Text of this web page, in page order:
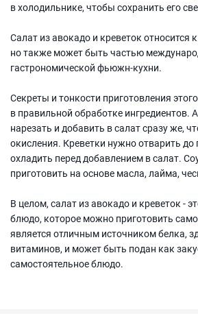
в холодильнике, чтобы сохранить его
Салат из авокадо и креветок относится
но также может быть частью
гастрономической фьюжн-кухни.
Секреты и тонкости приготовления
в правильной обработке ингредиентов.
нарезать и добавить в салат сразу же,
окисления. Креветки нужно отварить до
охладить перед добавлением в салат.
приготовить на основе масла, лайма,
В целом, салат из авокадо и креветок -
блюдо, которое можно приготовить
является отличным источником белка,
витаминов, и может быть подан как
самостоятельное блюдо.